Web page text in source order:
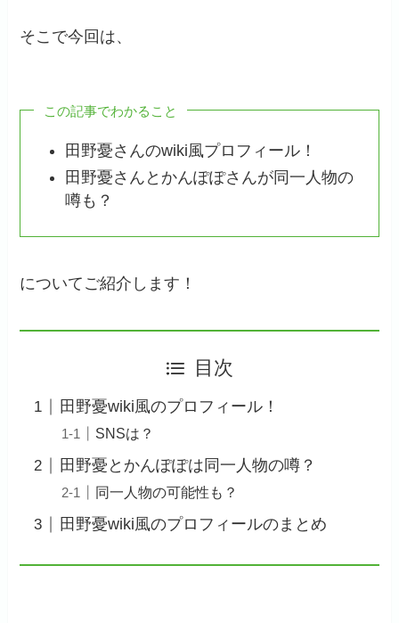
そこで今回は、
この記事でわかること
田野憂さんのwiki風プロフィール！
田野憂さんとかんぽぽさんが同一人物の
噂も？
についてご紹介します！
目次
田野憂wiki風のプロフィール！
SNSは？
田野憂とかんぽぽは同一人物の噂？
同一人物の可能性も？
田野憂wiki風のプロフィールのまとめ